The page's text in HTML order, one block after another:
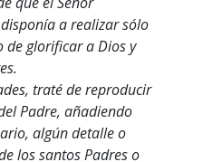
a realizar sólo
de glorificar a Dios y
traté de reproducir
Padre, añadiendo
algún detalle o
los santos Padres o